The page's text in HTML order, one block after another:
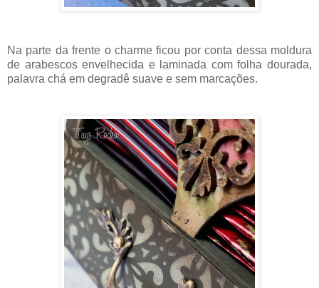
Na parte da frente o charme ficou por conta dessa moldura
de arabescos envelhecida e laminada com folha dourada,
palavra chá em degradê suave e sem marcações.